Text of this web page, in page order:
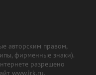
авторским правом,
фирменные знаки).
разрешено
www.irk.ru.